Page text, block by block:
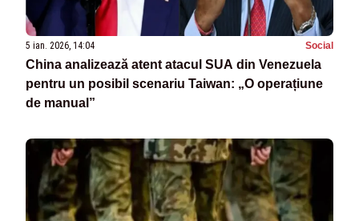
5 ian. 2026, 14:04 Social
China analizează atent atacul SUA din Venezuela
pentru un posibil scenariu Taiwan: „O operațiune
de manual”